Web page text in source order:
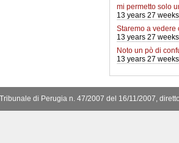
mi permetto solo
13 years 27
Staremo a vedere
13 years 27
Noto un pò di
13 years 27
di Perugia n. 47/2007 del 16/11/2007,